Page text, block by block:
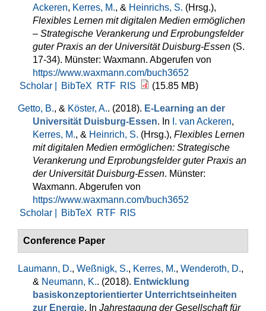
Ackeren, Kerres, M., & Heinrichs, S. (Hrsg.),
Flexibles Lernen mit digitalen Medien ermöglichen
– Strategische Verankerung und Erprobungsfelder
guter Praxis an der Universität Duisburg-Essen (S.
17-34). Münster: Waxmann. Abgerufen von
https://www.waxmann.com/buch3652
Scholar |
BibTeX RTF RIS (15.85 MB)
Getto, B., & Köster, A.. (2018). E-Learning an der
Universität Duisburg-Essen. In I. van Ackeren,
Kerres, M., & Heinrich, S. (Hrsg.), Flexibles Lernen
mit digitalen Medien ermöglichen: Strategische
Verankerung und Erprobungsfelder guter Praxis an
der Universität Duisburg-Essen. Münster:
Waxmann. Abgerufen von
https://www.waxmann.com/buch3652
Scholar |
BibTeX RTF RIS
Conference Paper
Laumann, D., Weßnigk, S., Kerres, M., Wenderoth, D.,
& Neumann, K.. (2018). Entwicklung
basiskonzeptorientierter Unterrichtseinheiten
zur Energie. In Jahrestagung der Gesellschaft für